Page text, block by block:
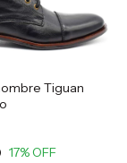
Tiguan
17% OFF